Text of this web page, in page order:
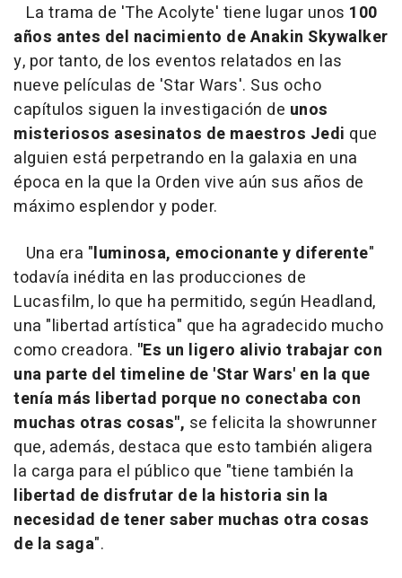
La trama de 'The Acolyte' tiene lugar unos 100
años antes del nacimiento de Anakin Skywalker
y, por tanto, de los eventos relatados en las
nueve películas de 'Star Wars'. Sus ocho
capítulos siguen la investigación de unos
misteriosos asesinatos de maestros Jedi que
alguien está perpetrando en la galaxia en una
época en la que la Orden vive aún sus años de
máximo esplendor y poder.
Una era "luminosa, emocionante y diferente"
todavía inédita en las producciones de
Lucasfilm, lo que ha permitido, según Headland,
una "libertad artística" que ha agradecido mucho
como creadora. "Es un ligero alivio trabajar con
una parte del timeline de 'Star Wars' en la que
tenía más libertad porque no conectaba con
muchas otras cosas", se felicita la showrunner
que, además, destaca que esto también aligera
la carga para el público que "tiene también la
libertad de disfrutar de la historia sin la
necesidad de tener saber muchas otra cosas
de la saga".